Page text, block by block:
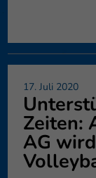
17. Juli 2020
Zeiten:
AG